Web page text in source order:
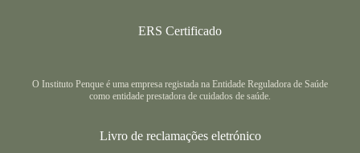
ERS Certificado
O Instituto Penque é uma empresa registada na Entidade Reguladora de Saúde
como entidade prestadora de cuidados de saúde.
Livro de reclamações eletrónico